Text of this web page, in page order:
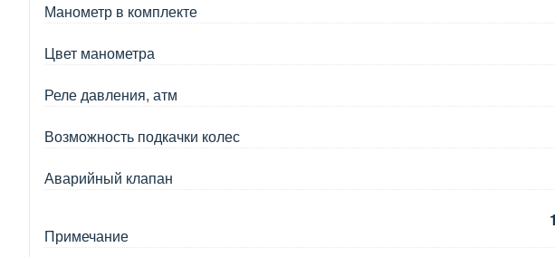
Манометр в комплекте
Цвет манометра
Реле давления, атм
Возможность подкачки колес
Аварийный клапан
Примечание